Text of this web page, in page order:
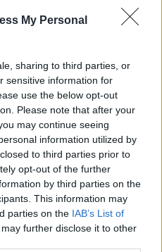
My Personal
sharing to third parties, or
sensitive information for
use the below opt-out
Please note that after your
may continue seeing
information utilized by
to third parties prior to
opt-out of the further
by third parties on the
This information may
parties on the IAB’s List of
further disclose it to other
να προσπεράσεις
Τι λέει ο ΚΟΚ που
αγνοούν
Οδικής Κυκλοφορίας δεν
την προσπέραση οχήματος
αλλά ισχύουν
κανόνες που κάθε οδηγός